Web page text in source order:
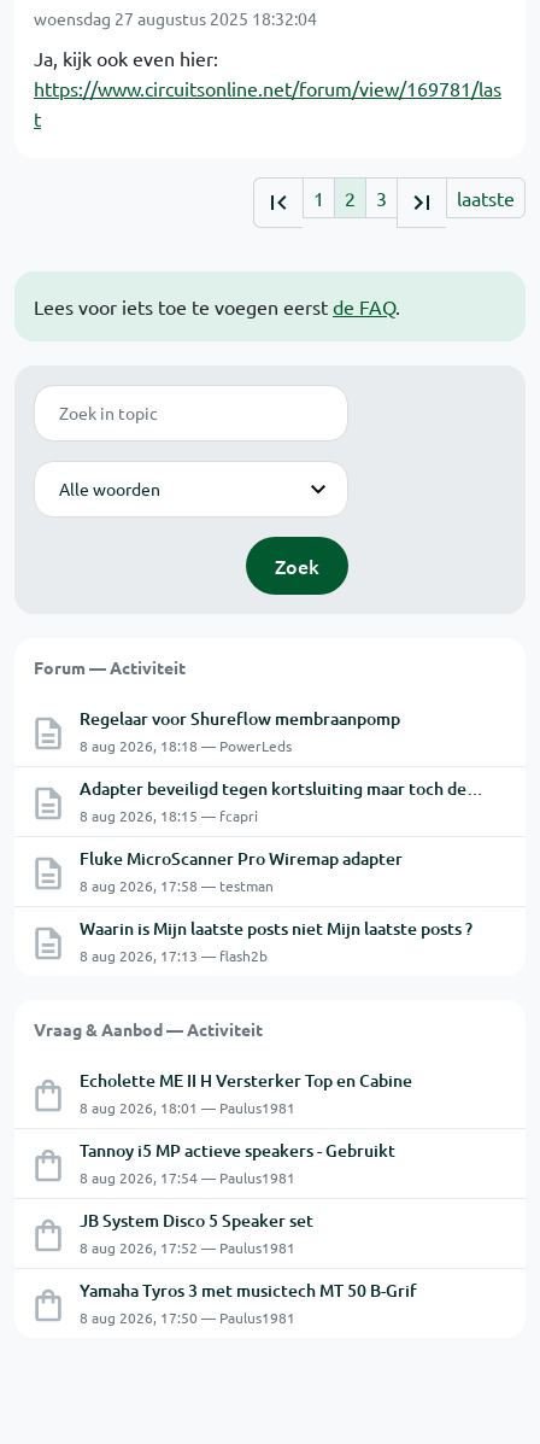
Lees voor iets toe te voegen eerst de FAQ.
Zoek
Modus
Zoek
Forum — Activiteit
Regelaar voor Shureflow membraanpomp
8 aug 2026, 18:18 — PowerLeds
Adapter beveiligd tegen kortsluiting maar toch defect?
8 aug 2026, 18:15 — fcapri
Fluke MicroScanner Pro Wiremap adapter
8 aug 2026, 17:58 — testman
Waarin is Mijn laatste posts niet Mijn laatste posts ?
8 aug 2026, 17:13 — flash2b
Vraag & Aanbod — Activiteit
Echolette ME II H Versterker Top en Cabine
8 aug 2026, 18:01 — Paulus1981
Tannoy i5 MP actieve speakers - Gebruikt
8 aug 2026, 17:54 — Paulus1981
JB System Disco 5 Speaker set
8 aug 2026, 17:52 — Paulus1981
Yamaha Tyros 3 met musictech MT 50 B-Grif
8 aug 2026, 17:50 — Paulus1981
woensdag 27 augustus 2025 18:32:04
Ja, kijk ook even hier:
https://www.circuitsonline.net/forum/view/169781/las
t
1 2 3 laatste